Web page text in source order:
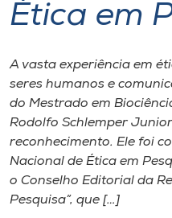
Internacionalização
I.nova
Diplomados
Ética em
A vasta experiência em
seres humanos e
do Mestrado em
Rodolfo Schlemper
reconhecimento. Ele foi
Nacional de Ética em
o Conselho Editorial da
Pesquisa”, que […]